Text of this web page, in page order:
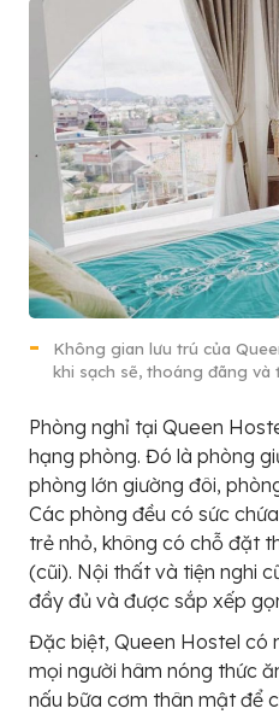
Không gian lưu trú của
khi sạch sẽ, thoáng đãng
Phòng nghỉ tại Queen
hạng phòng. Đó là phòng
phòng lớn giường đôi,
Các phòng đều có sức
trẻ nhỏ, không có chỗ đặt
(cũi). Nội thất và tiện nghi
đầy đủ và được sắp xếp
Đặc biệt, Queen Hostel có
mọi người hâm nóng thức
nấu bữa cơm thân mật để